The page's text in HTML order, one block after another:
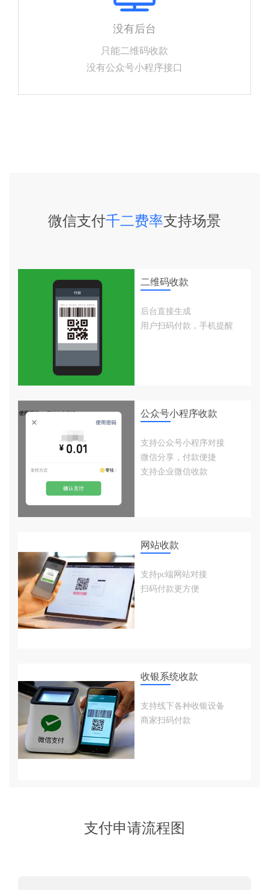
没有后台
只能二维码收款
没有公众号小程序接口
微信支付千二费率支持场景
二维码收款
后台直接生成
用户扫码付款，手机提醒
公众号小程序收款
支持公众号小程序对接
微信分享，付款便捷
支持企业微信收款
网站收款
支持pc端网站对接
扫码付款更方便
收银系统收款
支持线下各种收银设备
商家扫码付款
支付申请流程图